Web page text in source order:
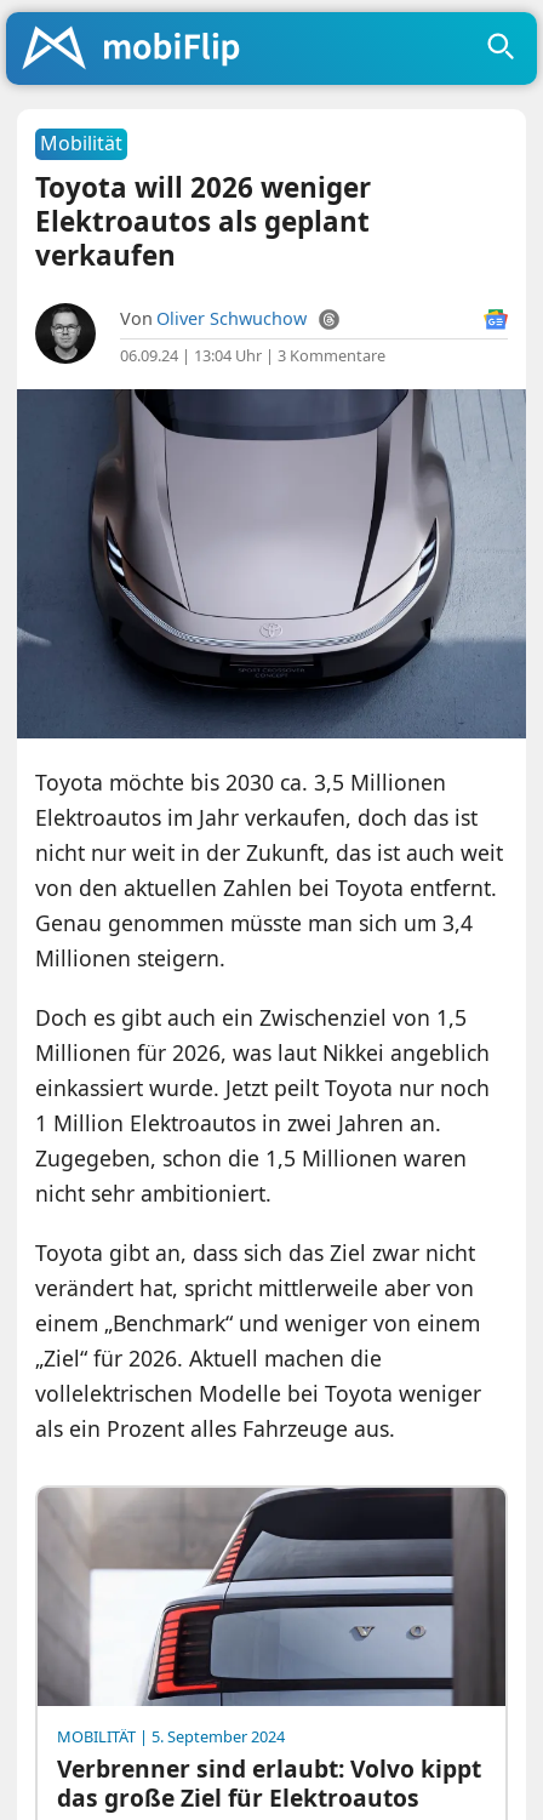
Mobilität
Toyota will 2026 weniger
Elektroautos als geplant
verkaufen
Von Oliver Schwuchow
06.09.24 | 13:04 Uhr |3 Kommentare
Toyota möchte bis 2030 ca. 3,5 Millionen
Elektroautos im Jahr verkaufen, doch das ist
nicht nur weit in der Zukunft, das ist auch weit
von den aktuellen Zahlen bei Toyota entfernt.
Genau genommen müsste man sich um 3,4
Millionen steigern.
Doch es gibt auch ein Zwischenziel von 1,5
Millionen für 2026, was laut Nikkei angeblich
einkassiert wurde. Jetzt peilt Toyota nur noch
1 Million Elektroautos in zwei Jahren an.
Zugegeben, schon die 1,5 Millionen waren
nicht sehr ambitioniert.
Toyota gibt an, dass sich das Ziel zwar nicht
verändert hat, spricht mittlerweile aber von
einem „Benchmark“ und weniger von einem
„Ziel“ für 2026. Aktuell machen die
vollelektrischen Modelle bei Toyota weniger
als ein Prozent alles Fahrzeuge aus.
MOBILITÄT | 5. September 2024
Verbrenner sind erlaubt: Volvo kippt
das große Ziel für Elektroautos